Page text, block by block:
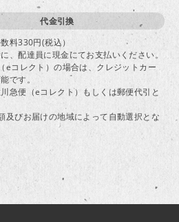
代金引換
料330円(税込）
、配達員に現金にてお支払いください。
eコレクト）の場合は、クレジットカー
です。
川急便（eコレクト）もしくは郵便代引と
及びお届けの地域によって自動選択とな